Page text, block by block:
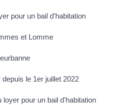
pour un bail d'habitation
et Lomme
le 1er juillet 2022
pour un bail d'habitation